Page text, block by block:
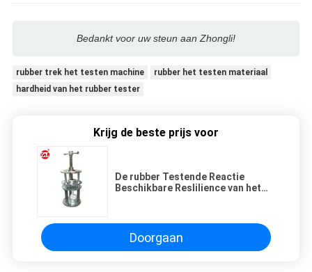
Bedankt voor uw steun aan Zhongli!
rubber trek het testen machine
rubber het testen materiaal
hardheid van het rubber tester
Krijg de beste prijs voor
De rubber Testende Reactie
Beschikbare Reslilience van het
Doorgaan